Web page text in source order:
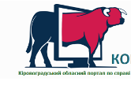
вмісту